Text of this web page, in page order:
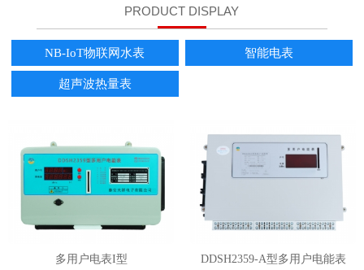
1
PRODUCT DISPLAY
NB-IoT物联网水表 智能电表
超声波热量表
多用户电表I型 DDSH2359-A型多用户电能表